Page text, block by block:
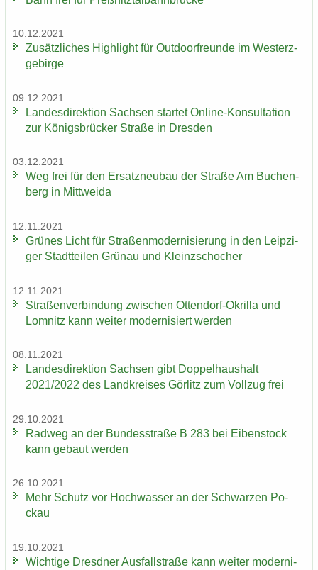
10.12.2021
Zu­sätz­li­ches High­light für Out­door­freun­de im West­erz­
ge­bir­ge
09.12.2021
Lan­des­di­rek­ti­on Sach­sen star­tet Online-​Konsultation
zur Kö­nigs­brü­cker Stra­ße in Dres­den
03.12.2021
Weg frei für den Er­satz­neu­bau der Stra­ße Am Bu­chen­
berg in Mitt­wei­da
12.11.2021
Grü­nes Licht für Stra­ßen­mo­der­ni­sie­rung in den Leip­zi­
ger Stadt­tei­len Grün­au und Kleinzschoch­er
12.11.2021
Stra­ßen­ver­bin­dung zwi­schen Ottendorf-​Okrilla und
Lom­nitz kann wei­ter mo­der­ni­siert wer­den
08.11.2021
Lan­des­di­rek­ti­on Sach­sen gibt Dop­pel­haus­halt
2021/2022 des Land­krei­ses Gör­litz zum Voll­zug frei
29.10.2021
Rad­weg an der Bun­des­stra­ße B 283 bei Ei­ben­stock
kann ge­baut wer­den
26.10.2021
Mehr Schutz vor Hoch­was­ser an der Schwar­zen Po­
ckau
19.10.2021
Wich­ti­ge Dresd­ner Aus­fall­stra­ße kann wei­ter mo­der­ni­